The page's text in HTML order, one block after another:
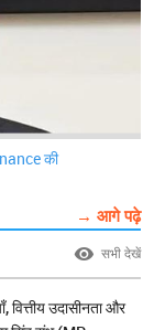
की
→ आगे पढ़े
सभी देखें
वित्तीय उदासीनता और